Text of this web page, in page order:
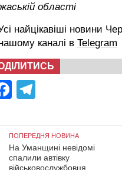
області
найцікавіші новини
каналі в Telegram
Facebook
ПОПЕРЕДНЯ НОВИНА
На Уманщині невідомі
спалили автівку
військовослужбовця